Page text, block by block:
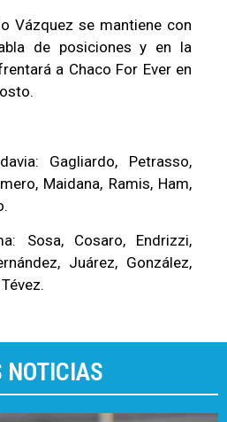
Vázquez se mantiene con
de posiciones y en la
a Chaco For Ever en
Gagliardo, Petrasso,
Maidana, Ramis, Ham,
Sosa, Cosaro, Endrizzi,
Juárez, González,
NOTICIAS